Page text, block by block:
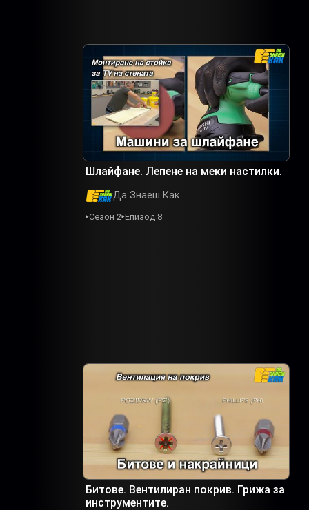
Шлайфане. Лепене на меки настилки.
Да Знаеш Как
Сезон 2 Епизод 8
Битове. Вентилиран покрив. Грижа за
инструментите.